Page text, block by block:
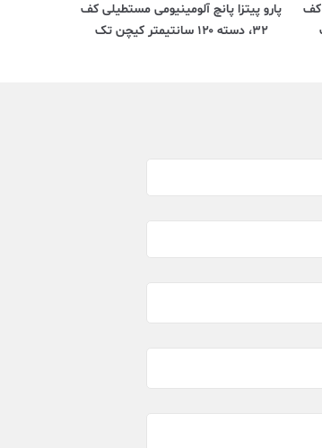
کف
پارو پیتزا پانچ آلومینیومی مستطیلی کف
۳۲، دسته ۱۲۰ سانتیمتر کیچن تک